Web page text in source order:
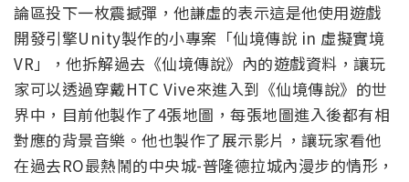
論區投下一枚震撼彈，他謙虛的表示這是他使用遊戲
開發引擎Unity製作的小專案「仙境傳說 in 虛擬實境
VR」，他拆解過去《仙境傳說》內的遊戲資料，讓玩
家可以透過穿戴HTC Vive來進入到《仙境傳說》的世
界中，目前他製作了4張地圖，每張地圖進入後都有相
對應的背景音樂。他也製作了展示影片，讓玩家看他
在過去RO最熱鬧的中央城-普隆德拉城內漫步的情形，